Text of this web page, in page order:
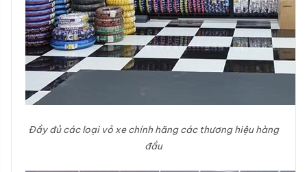
Đầy đủ các loại vỏ xe chính hãng các thương hiệu hàng
đầu